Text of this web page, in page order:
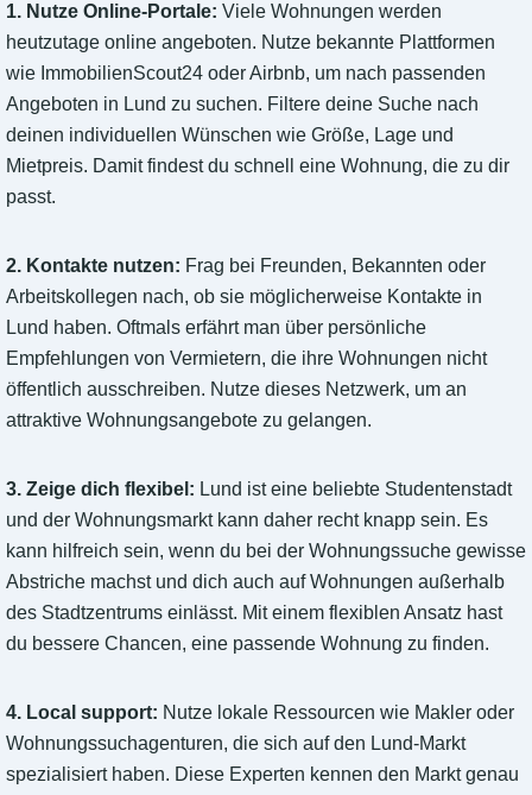
1. Nutze Online-Portale: Viele Wohnungen werden
heutzutage online angeboten. Nutze bekannte Plattformen
wie ImmobilienScout24 oder Airbnb, um nach passenden
Angeboten in Lund zu suchen. Filtere deine Suche nach
deinen individuellen Wünschen wie Größe, Lage und
Mietpreis. Damit findest du schnell eine Wohnung, die zu dir
passt.
2. Kontakte nutzen: Frag bei Freunden, Bekannten oder
Arbeitskollegen nach, ob sie möglicherweise Kontakte in
Lund haben. Oftmals erfährt man über persönliche
Empfehlungen von Vermietern, die ihre Wohnungen nicht
öffentlich ausschreiben. Nutze dieses Netzwerk, um an
attraktive Wohnungsangebote zu gelangen.
3. Zeige dich flexibel: Lund ist eine beliebte Studentenstadt
und der Wohnungsmarkt kann daher recht knapp sein. Es
kann hilfreich sein, wenn du bei der Wohnungssuche gewisse
Abstriche machst und dich auch auf Wohnungen außerhalb
des Stadtzentrums einlässt. Mit einem flexiblen Ansatz hast
du bessere Chancen, eine passende Wohnung zu finden.
4. Local support: Nutze lokale Ressourcen wie Makler oder
Wohnungssuchagenturen, die sich auf den Lund-Markt
spezialisiert haben. Diese Experten kennen den Markt genau